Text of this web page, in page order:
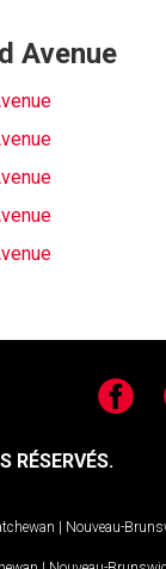
Avenue
RÉSERVÉS.
| Nouveau-